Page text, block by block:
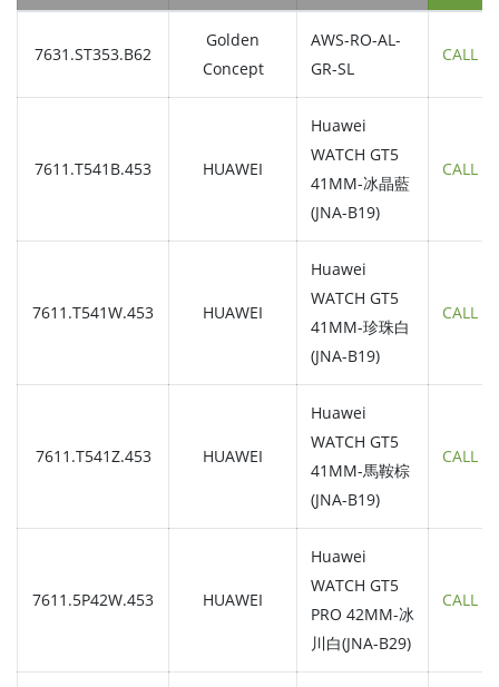
7631.ST353.B62
Golden
Concept
AWS-RO-AL-
GR-SL
CALL
7611.T541B.453 HUAWEI
Huawei
WATCH GT5
41MM-冰晶藍
(JNA-B19)
CALL
7611.T541W.453 HUAWEI
Huawei
WATCH GT5
41MM-珍珠白
(JNA-B19)
CALL
7611.T541Z.453 HUAWEI
Huawei
WATCH GT5
41MM-馬鞍棕
(JNA-B19)
CALL
7611.5P42W.453 HUAWEI
Huawei
WATCH GT5
PRO 42MM-冰
川白(JNA-B29)
CALL